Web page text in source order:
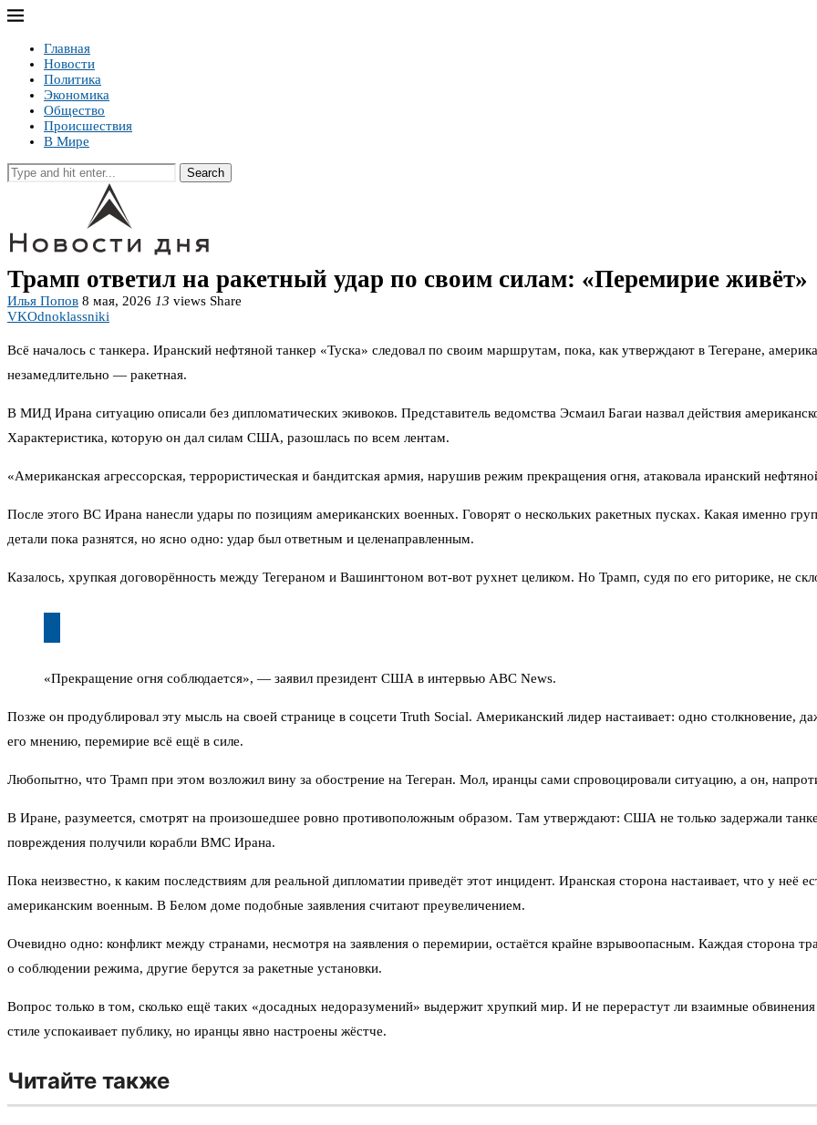
Главная
Новости
Политика
Экономика
Общество
Происшествия
В Мире
Search
Трамп ответил на ракетный удар по своим силам: «Перемирие живёт»
Илья Попов 8 мая, 2026 13 views Share
VKOdnoklassniki
Всё началось с танкера. Иранский нефтяной танкер «Туска» следовал по своим маршрутам, пока, как утверждают в Тегеране,
незамедлительно — ракетная.
В МИД Ирана ситуацию описали без дипломатических экивоков. Представитель ведомства Эсмаил Багаи назвал действия
Характеристика, которую он дал силам США, разошлась по всем лентам.
«Американская агрессорская, террористическая и бандитская армия, нарушив режим прекращения огня, атаковала иранский
После этого ВС Ирана нанесли удары по позициям американских военных. Говорят о нескольких ракетных пусках. Какая именно
детали пока разнятся, но ясно одно: удар был ответным и целенаправленным.
Казалось, хрупкая договорённость между Тегераном и Вашингтоном вот-вот рухнет целиком. Но Трамп, судя по его риторике, не
«Прекращение огня соблюдается», — заявил президент США в интервью ABC News.
Позже он продублировал эту мысль на своей странице в соцсети Truth Social. Американский лидер настаивает: одно
его мнению, перемирие всё ещё в силе.
Любопытно, что Трамп при этом возложил вину за обострение на Тегеран. Мол, иранцы сами спровоцировали ситуацию, а он,
В Иране, разумеется, смотрят на произошедшее ровно противоположным образом. Там утверждают: США не только задержали
повреждения получили корабли ВМС Ирана.
Пока неизвестно, к каким последствиям для реальной дипломатии приведёт этот инцидент. Иранская сторона настаивает, что у неё
американским военным. В Белом доме подобные заявления считают преувеличением.
Очевидно одно: конфликт между странами, несмотря на заявления о перемирии, остаётся крайне взрывоопасным. Каждая сторона
о соблюдении режима, другие берутся за ракетные установки.
Вопрос только в том, сколько ещё таких «досадных недоразумений» выдержит хрупкий мир. И не перерастут ли взаимные
стиле успокаивает публику, но иранцы явно настроены жёстче.
Читайте также